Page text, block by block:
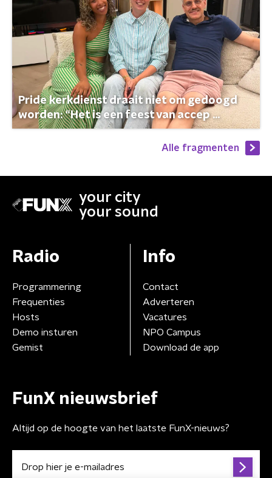
Pride kerkdienst draait niet om gedoogd
worden: “Het is een feest van accep ...
Alle fragmenten
your city
your sound
Radio
Programmering
Frequenties
Hosts
Demo insturen
Gemist
Info
Contact
Adverteren
Vacatures
NPO Campus
Download de app
FunX nieuwsbrief
Altijd op de hoogte van het laatste FunX-nieuws?